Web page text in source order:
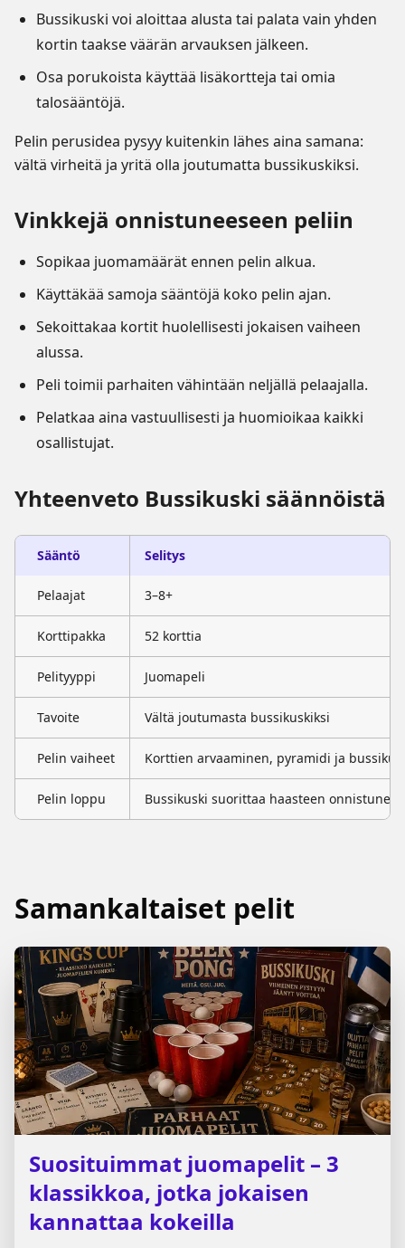
Bussikuski voi aloittaa alusta tai palata vain yhden
kortin taakse väärän arvauksen jälkeen.
Osa porukoista käyttää lisäkortteja tai omia
talosääntöjä.
Pelin perusidea pysyy kuitenkin lähes aina samana:
vältä virheitä ja yritä olla joutumatta bussikuskiksi.
Vinkkejä onnistuneeseen peliin
Sopikaa juomamäärät ennen pelin alkua.
Käyttäkää samoja sääntöjä koko pelin ajan.
Sekoittakaa kortit huolellisesti jokaisen vaiheen
alussa.
Peli toimii parhaiten vähintään neljällä pelaajalla.
Pelatkaa aina vastuullisesti ja huomioikaa kaikki
osallistujat.
Yhteenveto Bussikuski säännöistä
Sääntö Selitys
Pelaajat 3–8+
Korttipakka 52 korttia
Pelityyppi Juomapeli
Tavoite Vältä joutumasta bussikuskiksi
Pelin vaiheet Korttien arvaaminen, pyramidi ja
Pelin loppu Bussikuski suorittaa haasteen
Samankaltaiset pelit
Suosituimmat juomapelit – 3
klassikkoa, jotka jokaisen
kannattaa kokeilla